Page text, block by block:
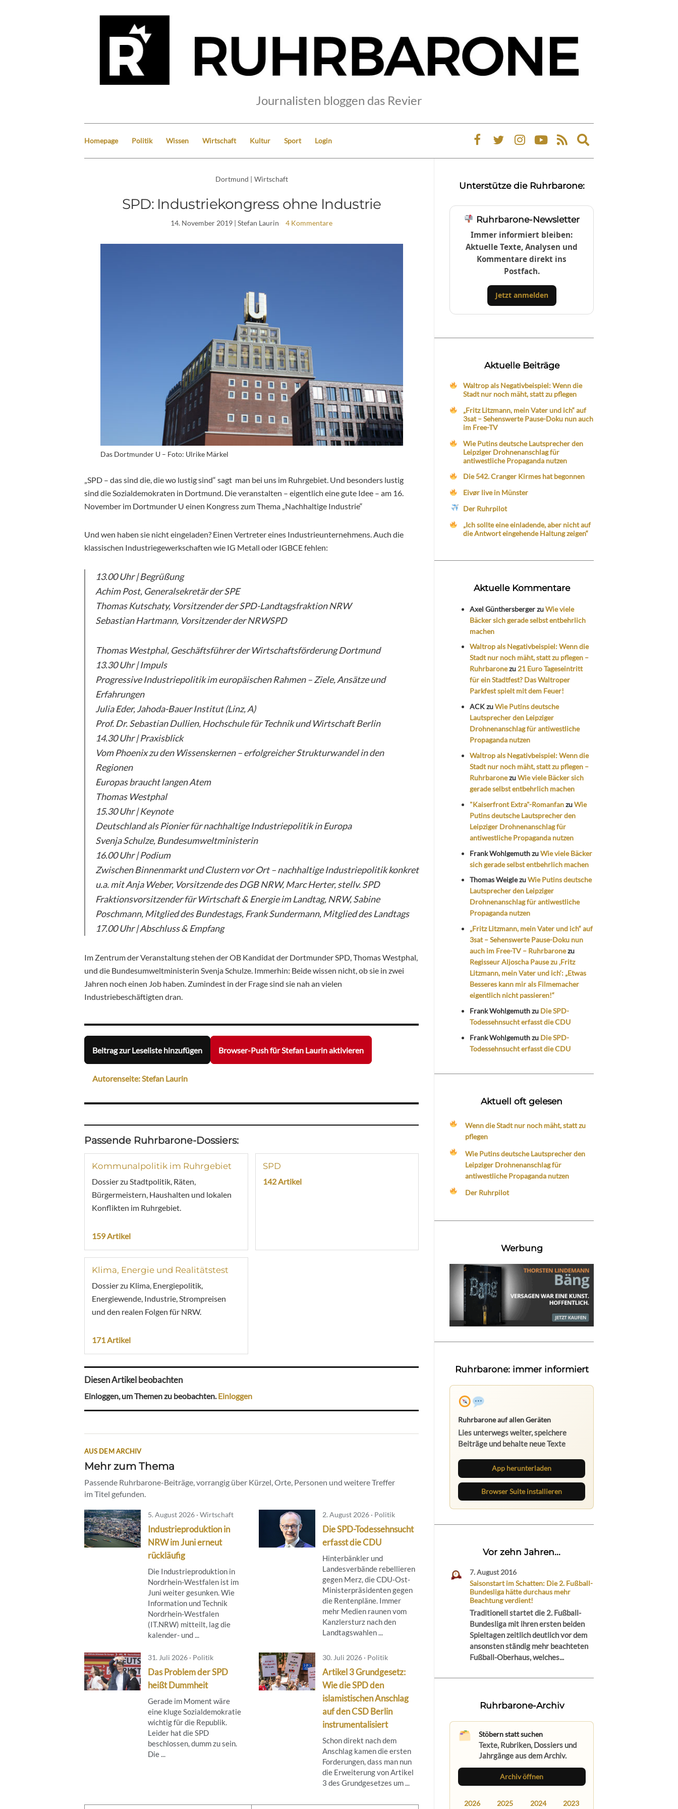
Journalisten bloggen das Revier
Homepage Politik Wissen Wirtschaft Kultur Sport Login
Expand
search
Dortmund | Wirtschaft
SPD: Industriekongress ohne Industrie
14. November 2019 | Stefan Laurin 4 Kommentare
Das Dortmunder U – Foto: Ulrike Märkel
„SPD – das sind die, die wo lustig sind“ sagt man bei uns im Ruhrgebiet. Und besonders lustig
sind die Sozialdemokraten in Dortmund. Die veranstalten – eigentlich eine gute Idee – am 16.
November im Dortmunder U einen Kongress zum Thema „Nachhaltige Industrie“
Und wen haben sie nicht eingeladen? Einen Vertreter eines Industrieunternehmens. Auch die
klassischen Industriegewerkschaften wie IG Metall oder IGBCE fehlen:
13.00 Uhr | Begrüßung
Achim Post, Generalsekretär der SPE
Thomas Kutschaty, Vorsitzender der SPD-Landtagsfraktion NRW
Sebastian Hartmann, Vorsitzender der NRWSPD
Thomas Westphal, Geschäftsführer der Wirtschaftsförderung Dortmund
13.30 Uhr | Impuls
Progressive Industriepolitik im europäischen Rahmen – Ziele, Ansätze und
Erfahrungen
Julia Eder, Jahoda-Bauer Institut (Linz, A)
Prof. Dr. Sebastian Dullien, Hochschule für Technik und Wirtschaft Berlin
14.30 Uhr | Praxisblick
Vom Phoenix zu den Wissenskernen – erfolgreicher Strukturwandel in den
Regionen
Europas braucht langen Atem
Thomas Westphal
15.30 Uhr | Keynote
Deutschland als Pionier für nachhaltige Industriepolitik in Europa
Svenja Schulze, Bundesumweltministerin
16.00 Uhr | Podium
Zwischen Binnenmarkt und Clustern vor Ort – nachhaltige Industriepolitik konkret
u.a. mit Anja Weber, Vorsitzende des DGB NRW, Marc Herter, stellv. SPD
Fraktionsvorsitzender für Wirtschaft & Energie im Landtag, NRW, Sabine
Poschmann, Mitglied des Bundestags, Frank Sundermann, Mitglied des Landtags
17.00 Uhr | Abschluss & Empfang
Im Zentrum der Veranstaltung stehen der OB Kandidat der Dortmunder SPD, Thomas Westphal,
und die Bundesumweltministerin Svenja Schulze. Immerhin: Beide wissen nicht, ob sie in zwei
Jahren noch einen Job haben. Zumindest in der Frage sind sie nah an vielen
Industriebeschäftigten dran.
Beitrag zur Leseliste hinzufügen Browser-Push für Stefan Laurin aktivieren
Autorenseite: Stefan Laurin
Passende Ruhrbarone-Dossiers:
Kommunalpolitik im Ruhrgebiet
Dossier zu Stadtpolitik, Räten,
Bürgermeistern, Haushalten und lokalen
Konflikten im Ruhrgebiet.
159 Artikel
SPD
142 Artikel
Klima, Energie und Realitätstest
Dossier zu Klima, Energiepolitik,
Energiewende, Industrie, Strompreisen
und den realen Folgen für NRW.
171 Artikel
Diesen Artikel beobachten
Einloggen, um Themen zu beobachten.Einloggen
AUS DEM ARCHIV
Mehr zum Thema
Passende Ruhrbarone-Beiträge, vorrangig über Kürzel, Orte, Personen und weitere Treffer
im Titel gefunden.
5. August 2026 · Wirtschaft
Industrieproduktion in
NRW im Juni erneut
rückläufig
Die Industrieproduktion in
Nordrhein-Westfalen ist im
Juni weiter gesunken. Wie
Information und Technik
Nordrhein-Westfalen
(IT.NRW) mitteilt, lag die
kalender- und ...
2. August 2026 · Politik
Die SPD-Todessehnsucht
erfasst die CDU
Hinterbänkler und
Landesverbände rebellieren
gegen Merz, die CDU-Ost-
Ministerpräsidenten gegen
die Rentenpläne. Immer
mehr Medien raunen vom
Kanzlersturz nach den
Landtagswahlen ...
31. Juli 2026 · Politik
Das Problem der SPD
heißt Dummheit
Gerade im Moment wäre
eine kluge Sozialdemokratie
wichtig für die Republik.
Leider hat die SPD
beschlossen, dumm zu sein.
Die ...
30. Juli 2026 · Politik
Artikel 3 Grundgesetz:
Wie die SPD den
islamistischen Anschlag
auf den CSD Berlin
instrumentalisiert
Schon direkt nach dem
Anschlag kamen die ersten
Forderungen, dass man nun
die Erweiterung von Artikel
3 des Grundgesetzes um ...
Unterstütze die Ruhrbarone:
Ruhrbarone-Newsletter
Immer informiert bleiben:
Aktuelle Texte, Analysen und
Kommentare direkt ins
Postfach.
Jetzt anmelden
Aktuelle Beiträge
Waltrop als Negativbeispiel: Wenn die
Stadt nur noch mäht, statt zu pflegen
„Fritz Litzmann, mein Vater und ich“ auf
3sat – Sehenswerte Pause-Doku nun auch
im Free-TV
Wie Putins deutsche Lautsprecher den
Leipziger Drohnenanschlag für
antiwestliche Propaganda nutzen
Die 542. Cranger Kirmes hat begonnen
Eivør live in Münster
Der Ruhrpilot
„Ich sollte eine einladende, aber nicht auf
die Antwort eingehende Haltung zeigen“
Aktuelle Kommentare
Axel GünthersbergerzuWie viele
Bäcker sich gerade selbst entbehrlich
machen
Waltrop als Negativbeispiel: Wenn die
Stadt nur noch mäht, statt zu pflegen –
Ruhrbaronezu 21 Euro Tageseintritt
für ein Stadtfest? Das Waltroper
Parkfest spielt mit dem Feuer!
ACKzuWie Putins deutsche
Lautsprecher den Leipziger
Drohnenanschlag für antiwestliche
Propaganda nutzen
Waltrop als Negativbeispiel: Wenn die
Stadt nur noch mäht, statt zu pflegen –
RuhrbaronezuWie viele Bäcker sich
gerade selbst entbehrlich machen
"Kaiserfront Extra"-RomanfanzuWie
Putins deutsche Lautsprecher den
Leipziger Drohnenanschlag für
antiwestliche Propaganda nutzen
Frank WohlgemuthzuWie viele Bäcker
sich gerade selbst entbehrlich machen
Thomas WeiglezuWie Putins deutsche
Lautsprecher den Leipziger
Drohnenanschlag für antiwestliche
Propaganda nutzen
„Fritz Litzmann, mein Vater und ich“ auf
3sat – Sehenswerte Pause-Doku nun
auch im Free-TV – Ruhrbaronezu
Regisseur Aljoscha Pause zu ‚Fritz
Litzmann, mein Vater und ich‘: „Etwas
Besseres kann mir als Filmemacher
eigentlich nicht passieren!“
Frank Wohlgemuthzu Die SPD-
Todessehnsucht erfasst die CDU
Frank Wohlgemuthzu Die SPD-
Todessehnsucht erfasst die CDU
Aktuell oft gelesen
Wenn die Stadt nur noch mäht, statt zu
pflegen
Wie Putins deutsche Lautsprecher den
Leipziger Drohnenanschlag für
antiwestliche Propaganda nutzen
Der Ruhrpilot
Werbung
Ruhrbarone: immer informiert
Ruhrbarone auf allen Geräten
Lies unterwegs weiter, speichere
Beiträge und behalte neue Texte
App herunterladen
Browser Suite installieren
Vor zehn Jahren...
7. August 2016
Saisonstart im Schatten: Die 2. Fußball-
Bundesliga hätte durchaus mehr
Beachtung verdient!
Traditionell startet die 2. Fußball-
Bundesliga mit ihren ersten beiden
Spieltagen zeitlich deutlich vor dem
ansonsten ständig mehr beachteten
Fußball-Oberhaus, welches...
Ruhrbarone-Archiv
Stöbern statt suchen
Texte, Rubriken, Dossiers und
Jahrgänge aus dem Archiv.
Archiv öffnen
2026 2025 2024 2023